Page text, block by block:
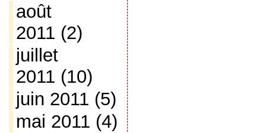
août
2011 (2)
juillet
2011 (10)
juin 2011 (5)
mai 2011 (4)